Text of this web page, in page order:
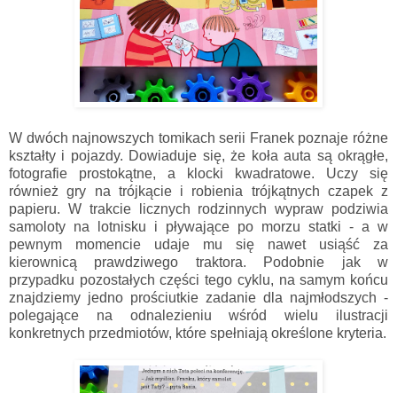
W dwóch najnowszych tomikach serii Franek poznaje różne
kształty i pojazdy. Dowiaduje się, że koła auta są okrągłe,
fotografie prostokątne, a klocki kwadratowe. Uczy się
również gry na trójkącie i robienia trójkątnych czapek z
papieru. W trakcie licznych rodzinnych wypraw podziwia
samoloty na lotnisku i pływające po morzu statki - a w
pewnym momencie udaje mu się nawet usiąść za
kierownicą prawdziwego traktora. Podobnie jak w
przypadku pozostałych części tego cyklu, na samym końcu
znajdziemy jedno prościutkie zadanie dla najmłodszych -
polegające na odnalezieniu wśród wielu ilustracji
konkretnych przedmiotów, które spełniają określone kryteria.